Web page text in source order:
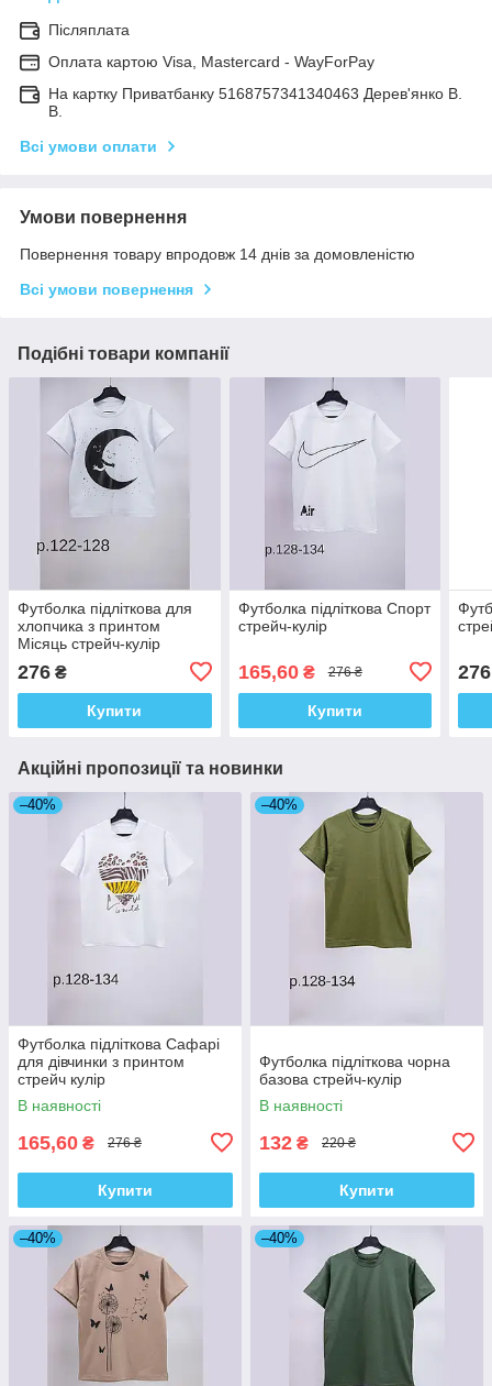
Післяплата
Оплата картою Visa, Mastercard - WayForPay
На картку Приватбанку 5168757341340463 Дерев'янко В.
В.
Всі умови оплати
Умови повернення
Повернення товару впродовж 14 днів за домовленістю
Всі умови повернення
Подібні товари компанії
Футболка підліткова для
хлопчика з принтом
Місяць стрейч-кулір
276 ₴
Купити
Футболка підліткова Спорт
стрейч-кулір
165,60₴ 276 ₴
Купити
276
Акційні пропозиції та новинки
–40%
Футболка підліткова Сафарі
для дівчинки з принтом
стрейч кулір
В наявності
165,60 ₴ 276 ₴
Купити
–40%
Футболка підліткова чорна
базова стрейч-кулір
В наявності
132 ₴ 220 ₴
Купити
–40% –40%